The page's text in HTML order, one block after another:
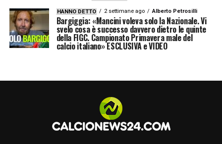
HANNO DETTO 2 settimane ago Alberto Petrosilli
Bargiggia: «Mancini voleva solo la Nazionale. Vi
svelo cosa è successo davvero dietro le quinte
della FIGC. Campionato Primavera male del
calcio italiano» ESCLUSIVA e VIDEO